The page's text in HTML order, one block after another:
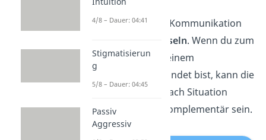
Wichtig:Die Art der Kommunikation
wechseln. Wenn du zum
Beispiel privat mit deinem
Vorgesetzten befreundet bist, kann die
Kommunikation je nach Situation
symmetrisch oder komplementär sein.
4/8 – Dauer: 04:41
Stigmatisierun
g
5/8 – Dauer: 04:45
Passiv
Aggressiv